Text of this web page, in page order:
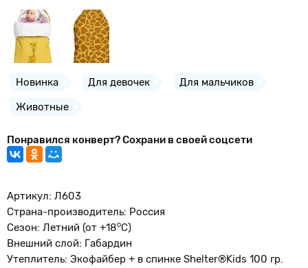
Новинка Для девочек
Для мальчиков
Животные
Понравился конверт? Сохрани в своей соцсети
Артикул: Л603
Страна-производитель: Россия
Сезон: Летний (от +18оС)
Внешний слой: Габардин
Утеплитель: Экофайбер + в спинке Shelter®Kids 100 гр.